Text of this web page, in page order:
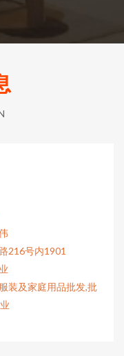
216号内1901
装及家庭用品批发,批